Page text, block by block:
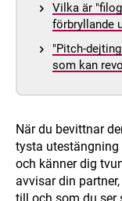
Vilka är
förbryllande
"Pitch-
som kan
När du bevittnar
tysta
och känner dig
avvisar din